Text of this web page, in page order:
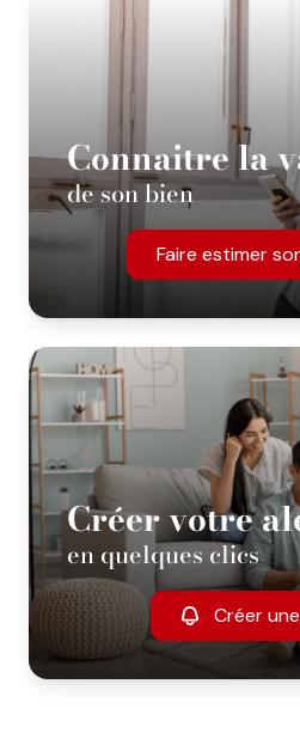
Connaitre la
de son bien
Faire estimer
Créer votre
en quelques clics
Créer